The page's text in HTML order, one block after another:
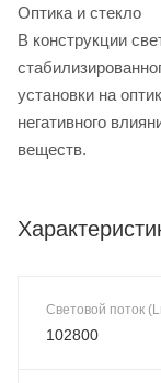
Оптика и стекло
В конструкции
установки на
негативного
веществ.
Световой поток
102800